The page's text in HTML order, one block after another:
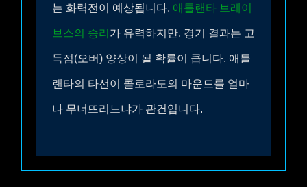
는 화력전이 예상됩니다. 애틀랜타 브레이
브스의 승리 가 유력하지만, 경기 결과는 고
득점(오버) 양상이 될 확률이 큽니다. 애틀
랜타의 타선이 콜로라도의 마운드를 얼마
나 무너뜨리느냐가 관건입니다.